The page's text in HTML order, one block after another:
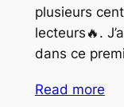
plusieurs
lecteurs🔥.
dans ce
Read more